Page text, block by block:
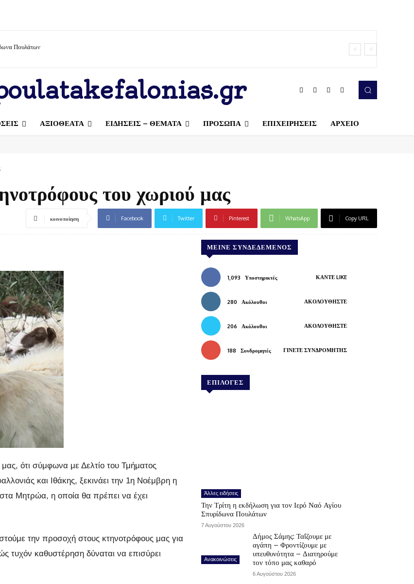
Πουλάτων
ΑΞΙΟΘΕΑΤΑ ΕΙΔΗΣΕΙΣ – ΘΕΜΑΤΑ ΠΡΟΣΩΠΑ ΕΠΙΧΕΙΡΗΣΕΙΣ ΑΡΧΕΙΟ
του χωριού μας
κοινοποίηση Facebook Twitter Pinterest WhatsApp Copy URL
ότι σύμφωνα με Δελτίο του Τμήματος
και Ιθάκης, ξεκινάει την 1η Νοέμβρη η
Μητρώα, η οποία θα πρέπει να έχει
την προσοχή στους κτηνοτρόφους μας για
τυχόν καθυστέρηση δύναται να επισύρει
ΜΕΊΝΕ ΣΥΝΔΕΔΕΜΈΝΟΣ
1,093 Υποστηρικτές ΚΆΝΤΕ LIKE
280 Ακόλουθοι ΑΚΟΛΟΥΘΉΣΤΕ
206 Ακόλουθοι ΑΚΟΛΟΥΘΉΣΤΕ
188 Συνδρομητές ΓΊΝΕΤΕ ΣΥΝΔΡΟΜΗΤΉΣ
ΕΠΙΛΟΓΕΣ
Άλλες ειδήσεις
Την Τρίτη η εκδήλωση για τον Ιερό Ναό Αγίου
Σπυρίδωνα Πουλάτων
7 Αυγούστου 2026
Ανακοινώσεις
Δήμος Σάμης: Ταΐζουμε με
αγάπη – Φροντίζουμε με
υπευθυνότητα – Διατηρούμε
τον τόπο μας καθαρό
6 Αυγούστου 2026